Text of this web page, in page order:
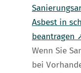
Asbest in
beantragen
Wenn Sie
bei